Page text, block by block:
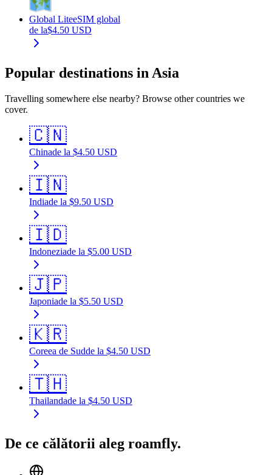
Global LiteeSIM global
de la$4.50 USD
Popular destinations in Asia
Travelling somewhere else nearby? Browse other countries we
cover.
🇨🇳
Chinade la $4.50 USD
🇮🇳
Indiade la $9.50 USD
🇮🇩
Indoneziade la $5.00 USD
🇯🇵
Japoniade la $5.50 USD
🇰🇷
Coreea de Sudde la $4.50 USD
🇹🇭
Thailandade la $4.50 USD
De ce călătorii aleg roamfly.